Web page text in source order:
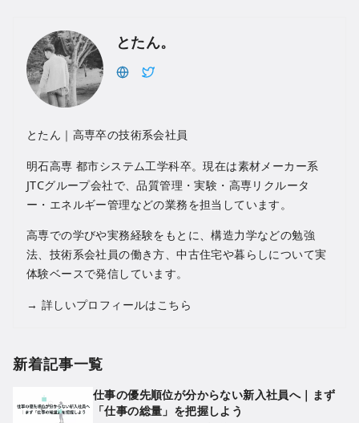
とたん。
とたん｜高専卒の技術系会社員
明石高専 都市システム工学科卒。現在は素材メーカー系
JTCグループ会社で、品質管理・実験・高専リクルータ
ー・エネルギー管理などの業務を担当しています。
高専での学びや実務経験をもとに、構造力学などの勉強
法、技術系会社員の働き方、中古住宅や暮らしについて実
体験ベースで発信しています。
→ 詳しいプロフィールはこちら
新着記事一覧
仕事の優先順位が分からない新入社員へ｜まず
「仕事の総量」を把握しよう